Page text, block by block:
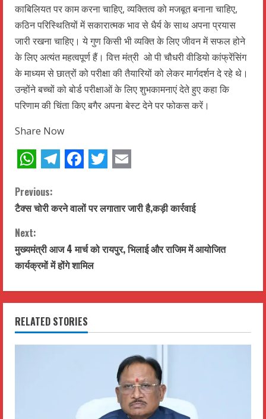
काबिलियत पर काम करना चाहिए, व्यक्तित्व को मजबूत बनाना चाहिए,
कठिन परिस्थितियों में सकारात्मक भाव से धैर्य के साथ अपना प्रयास
जारी रखना चाहिए। ये गुण किसी भी व्यक्ति के लिए जीवन में सफल होने
के लिए अत्यंत महत्वपूर्ण हैं। वित्त मंत्री ओ पी चौधरी वीडियो कांफ्रेंसिंग
के माध्यम से छात्रों को परीक्षा की तैयारियों को लेकर मार्गदर्शन दे रहे थे।
उन्होंने बच्चों को बोर्ड परीक्षाओं के लिए शुभकामनाएं देते हुए कहा कि
परिणाम की चिंता किए बगैर अपना बेस्ट देने पर फोकस करें।
Share Now
C
o
n
t
i
n
u
Previous:
टैक्स चोरी करने वालों पर लगातार जारी है,कड़ी कार्रवाई
Next:
मुख्यमंत्री आज 4 मार्च को रायपुर, भिलाई और राजिम में आयोजित
कार्यक्रमों में होंगे शामिल
RELATED STORIES